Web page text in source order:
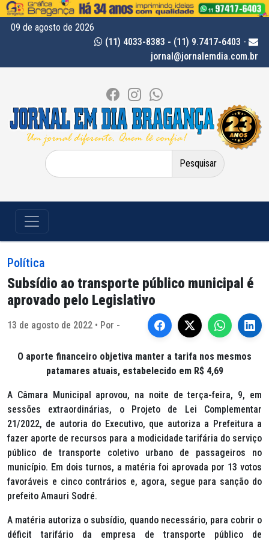
09 de agosto de 2026
(11) 4033-8383 - (11) 9.7417-6403 -
jornal@jornalemdia.com.br
Pesquisar
por:
Política
Subsídio ao transporte público municipal é
aprovado pelo Legislativo
13 de agosto de 2022 • Por -
O aporte financeiro objetiva manter a tarifa nos mesmos
patamares atuais, estabelecido em R$ 4,69
A Câmara Municipal aprovou, na noite de terça-feira, 9, em
sessões extraordinárias, o Projeto de Lei Complementar
21/2022, de autoria do Executivo, que autoriza a Prefeitura a
fazer aporte de recursos para a modicidade tarifária do serviço
público de transporte coletivo urbano de passageiros no
município. Em dois turnos, a matéria foi aprovada por 13 votos
favoráveis e cinco contrários e, agora, segue para sanção do
prefeito Amauri Sodré.
A matéria autoriza o subsídio, quando necessário, para cobrir o
déficit tarifário da empresa de transporte público de